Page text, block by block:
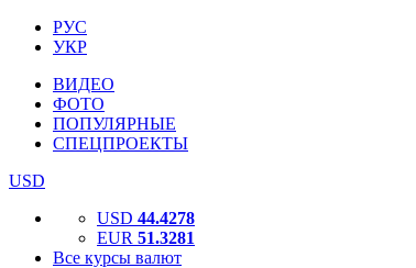
РУС
УКР
ВИДЕО
ФОТО
ПОПУЛЯРНЫЕ
СПЕЦПРОЕКТЫ
USD
USD 44.4278
EUR 51.3281
Все курсы валют